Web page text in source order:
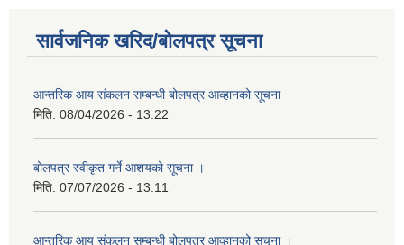
सार्वजनिक खरिद/बोलपत्र सूचना
आन्तरिक आय संकलन सम्बन्धी बोलपत्र आव्हानको सूचना
मिति: 08/04/2026 - 13:22
बोलपत्र स्वीकृत गर्ने आशयको सूचना ।
मिति: 07/07/2026 - 13:11
आन्तरिक आय संकलन सम्बन्धी बोलपत्र आव्हानको सूचना ।